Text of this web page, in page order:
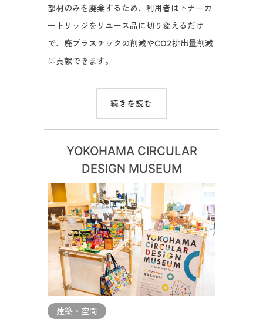
部材のみを廃棄するため、利用者はトナーカ
ートリッジをリユース品に切り変えるだけ
で、廃プラスチックの削減やCO2排出量削減
に貢献できます。
続きを読む
YOKOHAMA CIRCULAR
DESIGN MUSEUM
建築・空間